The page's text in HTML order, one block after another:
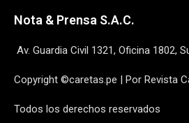
Nota & Prensa S.A.C.
Av. Guardia Civil 1321, Oficina 1802,
Copyright ©caretas.pe | Por Revista
Todos los derechos reservados